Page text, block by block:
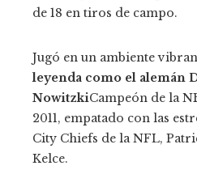
de 18 en tiros de campo.
Jugó en un ambiente
leyenda como el alemán
NowitzkiCampeón de la
2011, empatado con las
City Chiefs de la NFL,
Kelce.